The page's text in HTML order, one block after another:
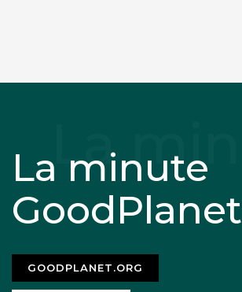
La minute
GoodPlanet
GOODPLANET.ORG